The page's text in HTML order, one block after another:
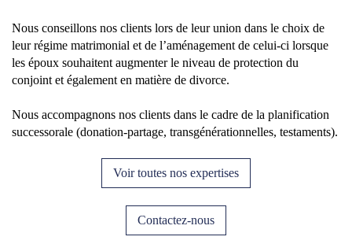
Nous conseillons nos clients lors de leur union dans le choix de
leur régime matrimonial et de l’aménagement de celui-ci lorsque
les époux souhaitent augmenter le niveau de protection du
conjoint et également en matière de divorce.
Nous accompagnons nos clients dans le cadre de la planification
successorale (donation-partage, transgénérationnelles, testaments).
Voir toutes nos expertises
Contactez-nous